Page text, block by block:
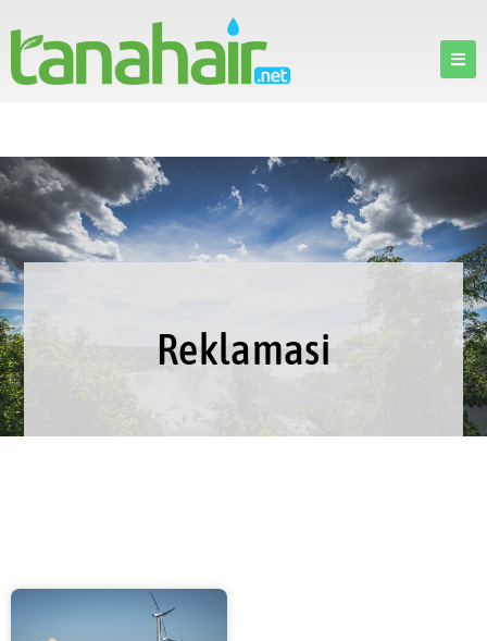
Reklamasi